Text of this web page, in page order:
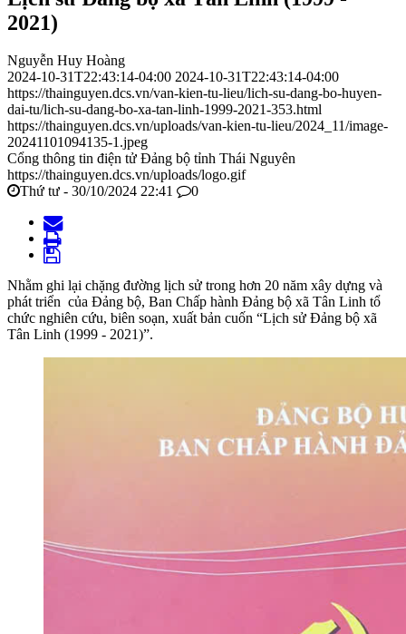
2021)
Nguyễn Huy Hoàng
2024-10-31T22:43:14-04:00 2024-10-31T22:43:14-04:00
https://thainguyen.dcs.vn/van-kien-tu-lieu/lich-su-dang-bo-huyen-
dai-tu/lich-su-dang-bo-xa-tan-linh-1999-2021-353.html
https://thainguyen.dcs.vn/uploads/van-kien-tu-lieu/2024_11/image-
20241101094135-1.jpeg
Cổng thông tin điện tử Đảng bộ tỉnh Thái Nguyên
https://thainguyen.dcs.vn/uploads/logo.gif
Thứ tư - 30/10/2024 22:41
0
Nhằm ghi lại chặng đường lịch sử trong hơn 20 năm xây dựng và
phát triển của Đảng bộ, Ban Chấp hành Đảng bộ xã Tân Linh tổ
chức nghiên cứu, biên soạn, xuất bản cuốn “Lịch sử Đảng bộ xã
Tân Linh (1999 - 2021)”.